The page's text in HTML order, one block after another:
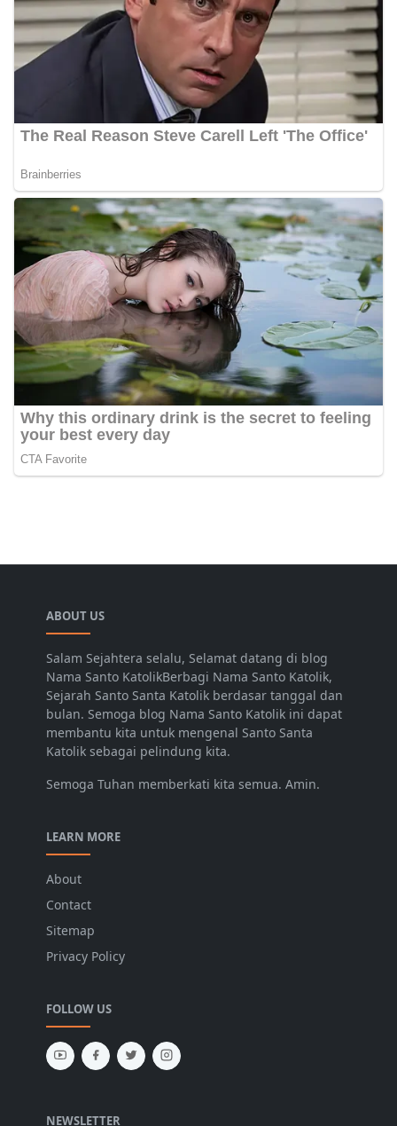
ABOUT US
Salam Sejahtera selalu, Selamat datang di blog
Nama Santo KatolikBerbagi Nama Santo Katolik,
Sejarah Santo Santa Katolik berdasar tanggal dan
bulan. Semoga blog Nama Santo Katolik ini dapat
membantu kita untuk mengenal Santo Santa
Katolik sebagai pelindung kita.
Semoga Tuhan memberkati kita semua. Amin.
LEARN MORE
About
Contact
Sitemap
Privacy Policy
FOLLOW US
NEWSLETTER